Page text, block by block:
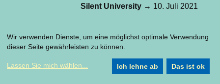
Silent University → 10. Juli 2021
Pool of Translators Workshop
mit Lucas Franken & Maria Stummer
Wir verwenden Dienste, um eine möglichst optimale Verwendung
dieser Seite gewährleisten zu können.
Lassen Sie mich wählen... Ich lehne ab Das ist ok